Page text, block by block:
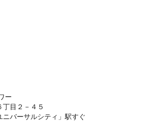
ー
目２－４５
バーサルシティ」駅すぐ